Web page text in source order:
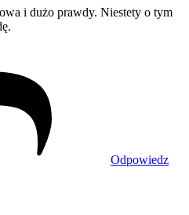
i dużo prawdy. Niestety o tym
Odpowiedz